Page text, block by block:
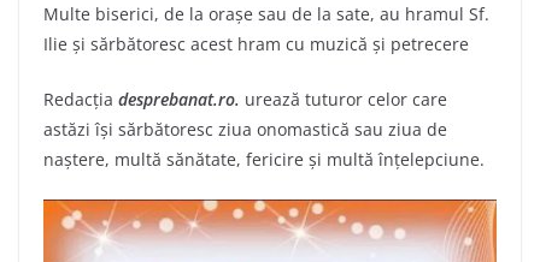
Multe biserici, de la orașe sau de la sate, au hramul Sf.
Ilie și sărbătoresc acest hram cu muzică și petrecere
Redacția desprebanat.ro. urează tuturor celor care
astăzi își sărbătoresc ziua onomastică sau ziua de
naștere, multă sănătate, fericire și multă înțelepciune.